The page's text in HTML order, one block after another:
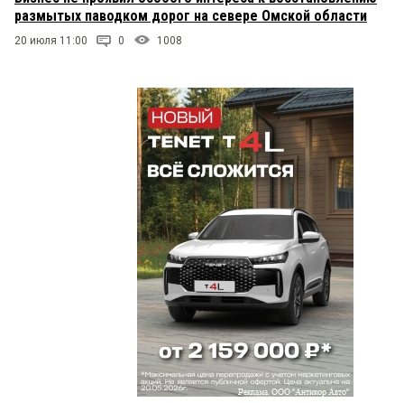
размытых паводком дорог на севере Омской области
20 июля 11:00 0 1008